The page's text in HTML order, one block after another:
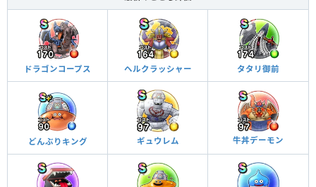
ドラゴンコープス ヘルクラッシャー タタリ御前
どんぶりキング ギュウレム 牛丼デーモン